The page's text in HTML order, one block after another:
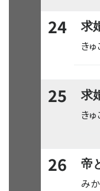
24 求
きゅ
25 求
きゅ
26 帝
み